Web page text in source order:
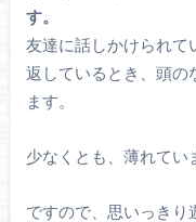
す。
友達に話しかけられて
返しているとき、頭の
ます。
少なくとも、薄れてい
ですので、思いっきり